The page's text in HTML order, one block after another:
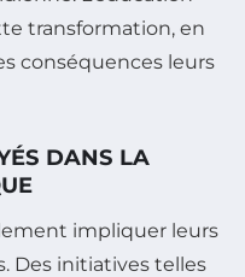
transformation, en
conséquences leurs
DANS LA
impliquer leurs
Des initiatives telles